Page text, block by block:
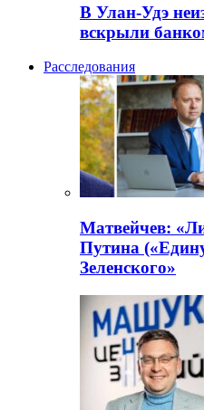
В Улан-Удэ
вскрыли
Расследования
Матвейчев:
Путина
Зеленского»